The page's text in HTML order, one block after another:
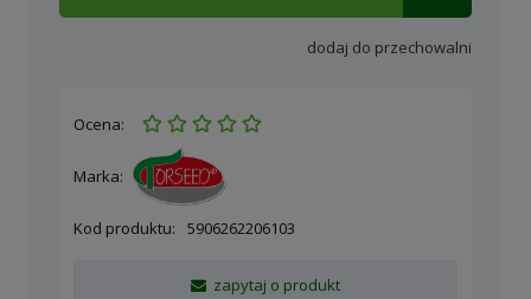
dodaj do przechowalni
Ocena:
Marka:
Kod produktu: 5906262206103
zapytaj o produkt